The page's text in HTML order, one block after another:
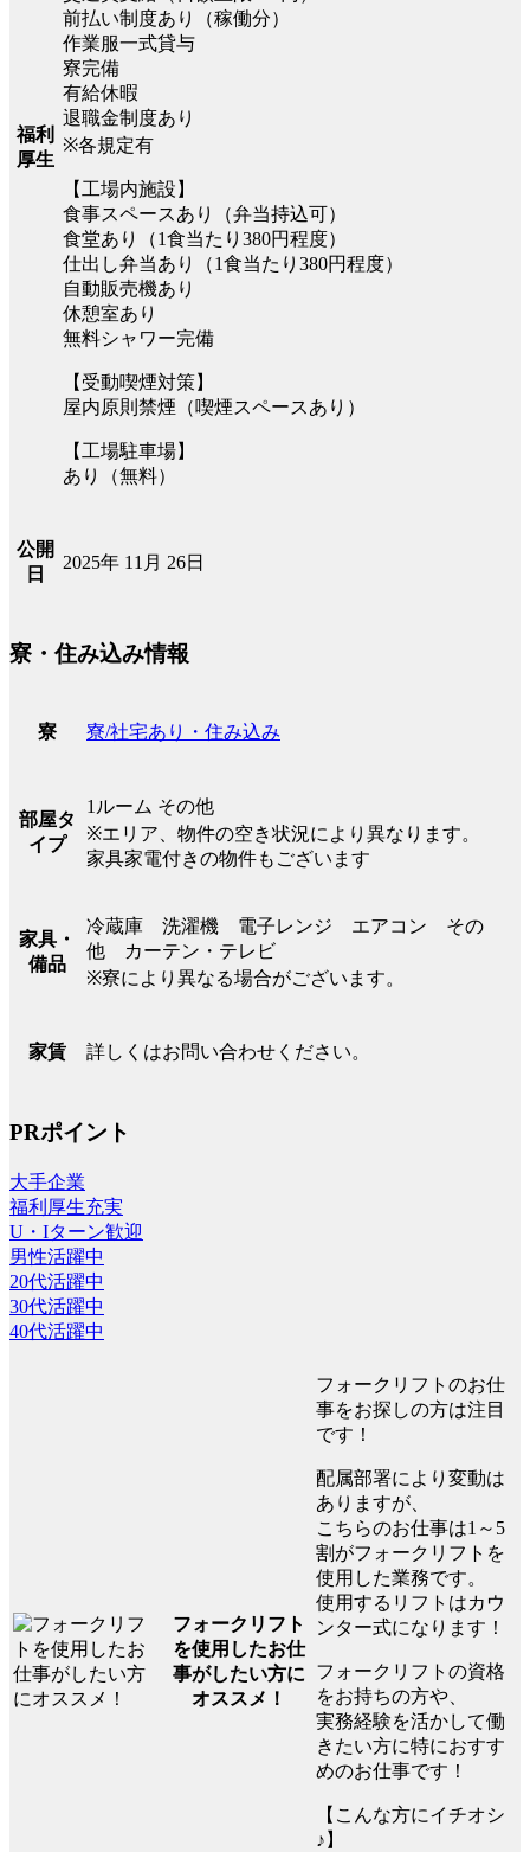
福利
厚生
前払い制度あり（稼働分）
作業服一式貸与
寮完備
有給休暇
退職金制度あり
※各規定有
【工場内施設】
食事スペースあり（弁当持込可）
食堂あり（1食当たり380円程度）
仕出し弁当あり（1食当たり380円程度）
自動販売機あり
休憩室あり
無料シャワー完備
【受動喫煙対策】
屋内原則禁煙（喫煙スペースあり）
【工場駐車場】
あり（無料）
公開
日
2025年 11月 26日
寮・住み込み情報
寮 寮/社宅あり・住み込み
部屋タ
イプ
1ルーム その他
※エリア、物件の空き状況により異なります。
家具家電付きの物件もございます
家具・
備品
冷蔵庫 洗濯機 電子レンジ エアコン その
他 カーテン・テレビ
※寮により異なる場合がございます。
家賃 詳しくはお問い合わせください。
PRポイント
大手企業
福利厚生充実
U・Iターン歓迎
男性活躍中
20代活躍中
30代活躍中
40代活躍中
フォークリフト
を使用したお仕
事がしたい方に
オススメ！
フォークリフトのお仕
事をお探しの方は注目
です！
配属部署により変動は
ありますが、
こちらのお仕事は1～5
割がフォークリフトを
使用した業務です。
使用するリフトはカウ
ンター式になります！
フォークリフトの資格
をお持ちの方や、
実務経験を活かして働
きたい方に特におすす
めのお仕事です！
【こんな方にイチオシ
♪】